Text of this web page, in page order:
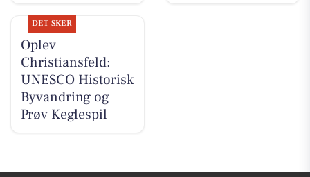
DET SKER
Oplev
Christiansfeld:
UNESCO Historisk
Byvandring og
Prøv Keglespil